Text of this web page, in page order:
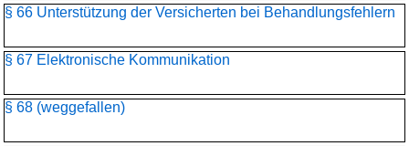
§ 66 Unterstützung der Versicherten bei Behandlungsfehlern
§ 67 Elektronische Kommunikation
§ 68 (weggefallen)